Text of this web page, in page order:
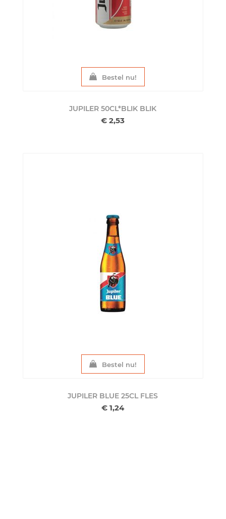
Bestel nu!
JUPILER 50CL*BLIK BLIK
€ 2,53
Bestel nu!
JUPILER BLUE 25CL FLES
€ 1,24